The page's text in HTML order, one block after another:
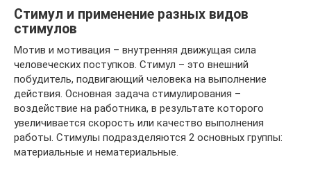
Стимул и применение разных видов
стимулов
Мотив и мотивация – внутренняя движущая сила
человеческих поступков. Стимул – это внешний
побудитель, подвигающий человека на выполнение
действия. Основная задача стимулирования –
воздействие на работника, в результате которого
увеличивается скорость или качество выполнения
работы. Стимулы подразделяются 2 основных группы:
материальные и нематериальные.